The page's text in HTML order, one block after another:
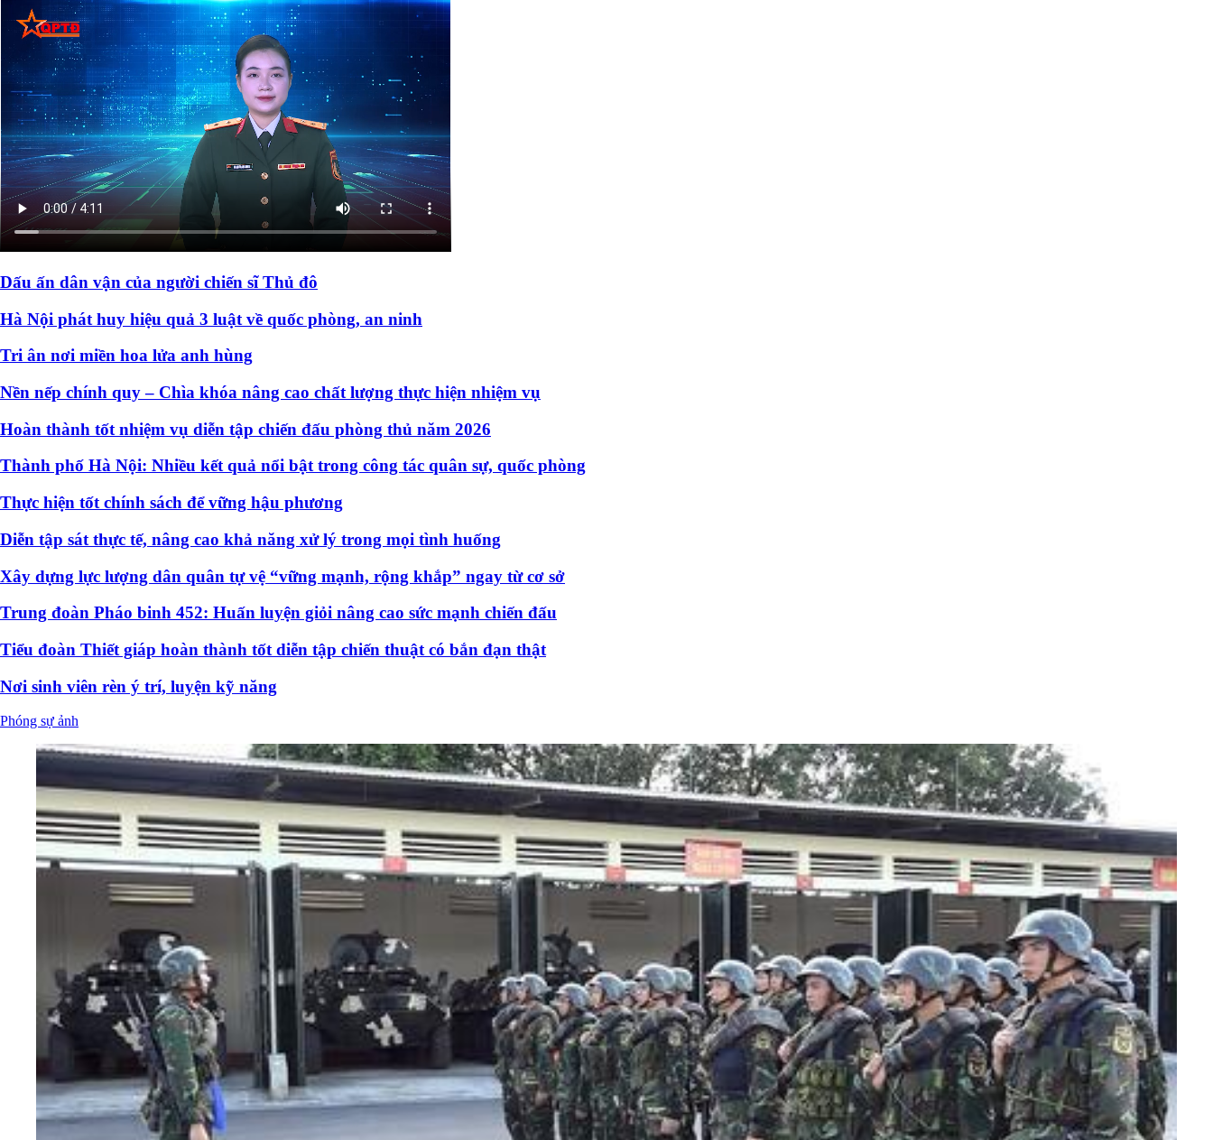
Dấu ấn dân vận của người chiến sĩ Thủ đô
Hà Nội phát huy hiệu quả 3 luật về quốc phòng, an ninh
Tri ân nơi miền hoa lửa anh hùng
Nền nếp chính quy – Chìa khóa nâng cao chất lượng thực hiện nhiệm vụ
Hoàn thành tốt nhiệm vụ diễn tập chiến đấu phòng thủ năm 2026
Thành phố Hà Nội: Nhiều kết quả nổi bật trong công tác quân sự, quốc phòng
Thực hiện tốt chính sách để vững hậu phương
Diễn tập sát thực tế, nâng cao khả năng xử lý trong mọi tình huống
Xây dựng lực lượng dân quân tự vệ “vững mạnh, rộng khắp” ngay từ cơ sở
Trung đoàn Pháo binh 452: Huấn luyện giỏi nâng cao sức mạnh chiến đấu
Tiểu đoàn Thiết giáp hoàn thành tốt diễn tập chiến thuật có bắn đạn thật
Nơi sinh viên rèn ý trí, luyện kỹ năng
Phóng sự ảnh